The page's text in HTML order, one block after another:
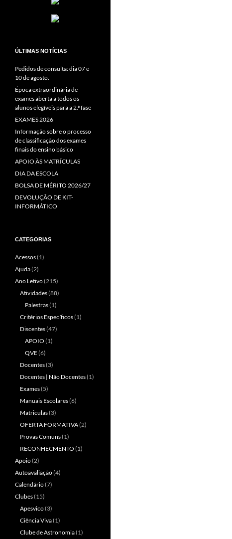
ÚLTIMAS NOTÍCIAS
Pedidos de consulta: dia 07 e
10 de agosto.
Época extraordinária de
exames aberta a todos os
alunos elegíveis para a 2.ª fase
EXAMES 2026
Informação sobre o processo
de classificação dos exames
finais do ensino básico
APOIO ÀS MATRÍCULAS
DIA DA ESCOLA
BOLSA DE MÉRITO 2026/27
DEVOLUÇÃO DE KIT-
INFORMÁTICO
CATEGORIAS
Acessos(1)
Ajuda(2)
Ano Letivo(215)
Atividades(88)
Palestras(1)
Critérios Específicos(1)
Discentes(47)
APOIO (1)
QVE(6)
Docentes(3)
Docentes | Não Docentes(1)
Exames(5)
Manuais Escolares(6)
Matriculas(3)
OFERTA FORMATIVA(2)
Provas Comuns(1)
RECONHECMENTO (1)
Apoio(2)
Autoavaliação(4)
Calendário(7)
Clubes(15)
Apesvico(3)
Ciência Viva(1)
Clube de Astronomia(1)